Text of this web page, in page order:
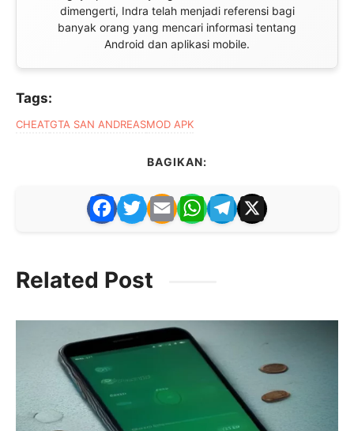
dimengerti, Indra telah menjadi referensi bagi
banyak orang yang mencari informasi tentang
Android dan aplikasi mobile.
Tags:
CHEATGTA SAN ANDREASMOD APK
BAGIKAN:
F
a
e
o
o
k
T
w
er
E
m
l
W
h
p
p
T
el
X
Related Post